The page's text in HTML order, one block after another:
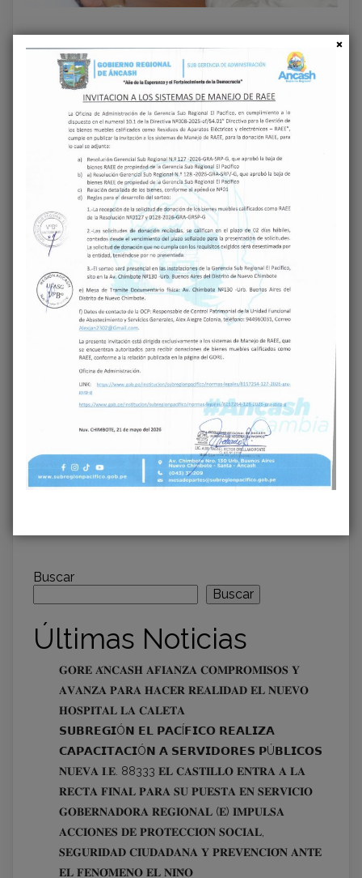
Share on Facebook Share on Twitter
Previous
GERENCIA
SUBREGIONAL EL
PACÍFICO INFORMA
REPRESENTANTES
DEL COLEGIO JOSÉ
GÁLVEZ DE
CHIMBOTE SOBRE
AVANCES DEL
CONSTRUCCIÓN
GERENTE
SUBREGIONAL EL
PACÍFICO
COORDINA CON
DIRECTORA DEL
COLEGIO LAS
AMÉRICAS DE
CHIMBOTE PARA
COLABORACIÓN EN
PROYECTO DE
CONSTRUCCIÓN
Buscar
Buscar
Últimas Noticias
𝐆𝐎𝐑𝐄 𝐀́𝐍𝐂𝐀𝐒𝐇 𝐀𝐅𝐈𝐀𝐍𝐙𝐀 𝐂𝐎𝐌𝐏𝐑𝐎𝐌𝐈𝐒𝐎𝐒 𝐘
𝐀𝐕𝐀𝐍𝐙𝐀 𝐏𝐀𝐑𝐀 𝐇𝐀𝐂𝐄𝐑 𝐑𝐄𝐀𝐋𝐈𝐃𝐀𝐃 𝐄𝐋 𝐍𝐔𝐄𝐕𝐎
𝐇𝐎𝐒𝐏𝐈𝐓𝐀𝐋 𝐋𝐀 𝐂𝐀𝐋𝐄𝐓𝐀
𝗦𝗨𝗕𝗥𝗘𝗚𝗜Ó𝗡 𝗘𝗟 𝗣𝗔𝗖Í𝗙𝗜𝗖𝗢 𝗥𝗘𝗔𝗟𝗜𝗭𝗔
𝗖𝗔𝗣𝗔𝗖𝗜𝗧𝗔𝗖𝗜Ó𝗡 𝗔 𝗦𝗘𝗥𝗩𝗜𝗗𝗢𝗥𝗘𝗦 𝗣Ú𝗕𝗟𝗜𝗖𝗢𝗦
𝐍𝐔𝐄𝐕𝐀 𝐈.𝐄. 88333 𝐄𝐋 𝐂𝐀𝐒𝐓𝐈𝐋𝐋𝐎 𝐄𝐍𝐓𝐑𝐀 𝐀 𝐋𝐀
𝐑𝐄𝐂𝐓𝐀 𝐅𝐈𝐍𝐀𝐋 𝐏𝐀𝐑𝐀 𝐒𝐔 𝐏𝐔𝐄𝐒𝐓𝐀 𝐄𝐍 𝐒𝐄𝐑𝐕𝐈𝐂𝐈𝐎
𝐆𝐎𝐁𝐄𝐑𝐍𝐀𝐃𝐎𝐑𝐀 𝐑𝐄𝐆𝐈𝐎𝐍𝐀𝐋 (𝐄) 𝐈𝐌𝐏𝐔𝐋𝐒𝐀
𝐀𝐂𝐂𝐈𝐎𝐍𝐄𝐒 𝐃𝐄 𝐏𝐑𝐎𝐓𝐄𝐂𝐂𝐈𝐎́𝐍 𝐒𝐎𝐂𝐈𝐀𝐋,
𝐒𝐄𝐆𝐔𝐑𝐈𝐃𝐀𝐃 𝐂𝐈𝐔𝐃𝐀𝐃𝐀𝐍𝐀 𝐘 𝐏𝐑𝐄𝐕𝐄𝐍𝐂𝐈𝐎́𝐍 𝐀𝐍𝐓𝐄
𝐄𝐋 𝐅𝐄𝐍𝐎́𝐌𝐄𝐍𝐎 𝐄𝐋 𝐍𝐈𝐍̃𝐎